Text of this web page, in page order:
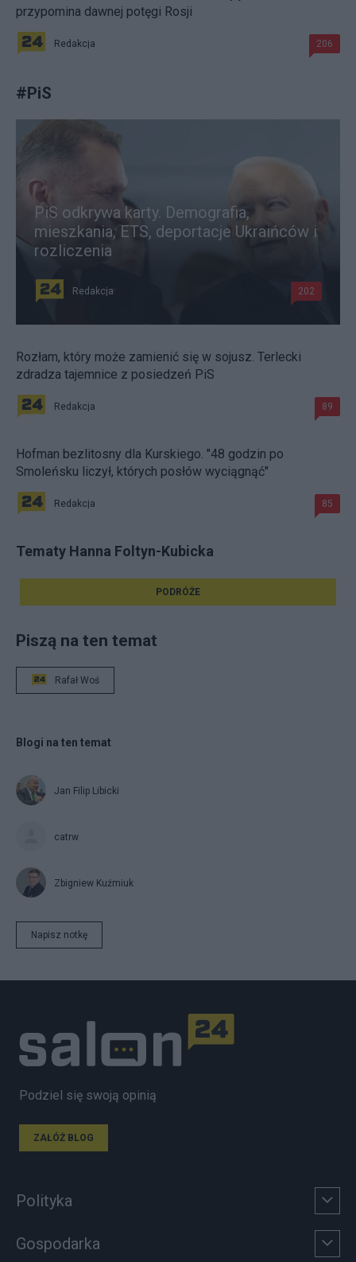
przypomina dawnej potęgi Rosji
Redakcja 206
#PiS
PiS odkrywa karty. Demografia,
mieszkania, ETS, deportacje Ukraińców i
rozliczenia
Redakcja 202
Rozłam, który może zamienić się w sojusz. Terlecki
zdradza tajemnice z posiedzeń PiS
Redakcja 89
Hofman bezlitosny dla Kurskiego. "48 godzin po
Smoleńsku liczył, których posłów wyciągnąć"
Redakcja 85
Tematy Hanna Foltyn-Kubicka
PODRÓŻE
Piszą na ten temat
Rafał Woś
Blogi na ten temat
Jan Filip Libicki
catrw
Zbigniew Kuźmiuk
Napisz notkę
Podziel się swoją opinią
ZAŁÓŻ BLOG
Polityka
Gospodarka